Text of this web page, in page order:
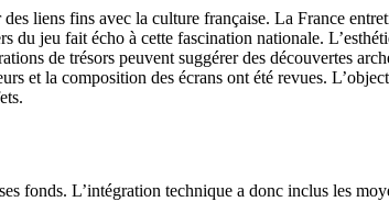
liens fins avec la culture française. La France
jeu fait écho à cette fascination nationale.
de trésors peuvent suggérer des découvertes
et la composition des écrans ont été revues.
fonds. L’intégration technique a donc inclus les